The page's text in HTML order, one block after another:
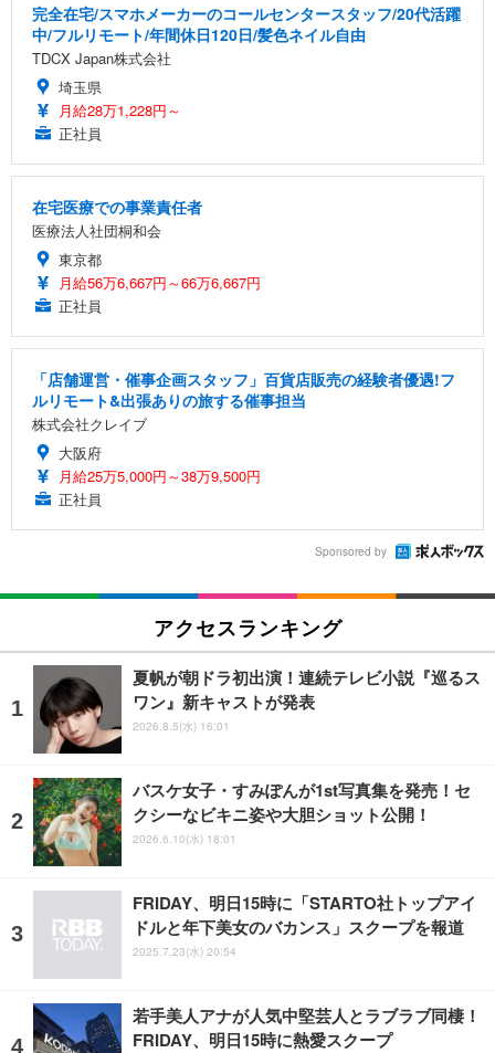
完全在宅/スマホメーカーのコールセンタースタッフ/20代活躍
中/フルリモート/年間休日120日/髪色ネイル自由
TDCX Japan株式会社
埼玉県
月給28万1,228円～
正社員
在宅医療での事業責任者
医療法人社団桐和会
東京都
月給56万6,667円～66万6,667円
正社員
「店舗運営・催事企画スタッフ」百貨店販売の経験者優遇!フ
ルリモート&出張ありの旅する催事担当
株式会社クレイブ
大阪府
月給25万5,000円～38万9,500円
正社員
Sponsored by
アクセスランキング
夏帆が朝ドラ初出演！連続テレビ小説『巡るス
ワン』新キャストが発表
2026.8.5(水) 16:01
バスケ女子・すみぽんが1st写真集を発売！セ
クシーなビキニ姿や大胆ショット公開！
2026.6.10(水) 18:01
FRIDAY、明日15時に「STARTO社トップアイ
ドルと年下美女のバカンス」スクープを報道
2025.7.23(水) 20:54
若手美人アナが人気中堅芸人とラブラブ同棲！
FRIDAY、明日15時に熱愛スクープ